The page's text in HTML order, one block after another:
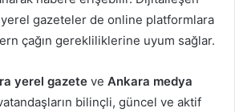
yerel gazeteler de online platformlara
çağın gerekliliklerine uyum sağlar.
yerel gazete ve Ankara medya
bilinçli, güncel ve aktif